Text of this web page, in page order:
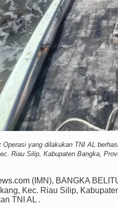
Operasi yang dilakukan TNI AL
Riau Silip, Kabupaten Bangka,
(IMN), BANGKA
Kec. Riau Silip,
TNI AL .